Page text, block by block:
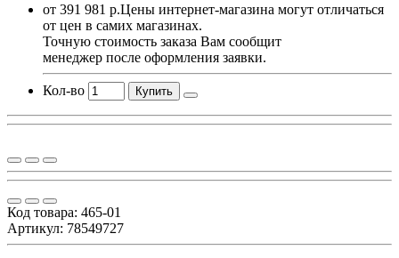
от 391 981 р.Цены интернет-магазина могут отличаться
от цен в самих магазинах.
Точную стоимость заказа Вам сообщит
менеджер после оформления заявки.
Кол-во Купить
Код товара: 465-01
Артикул: 78549727